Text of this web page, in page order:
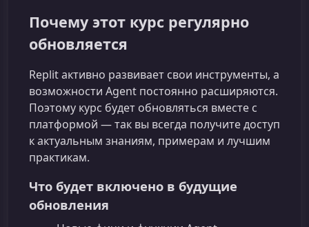
Почему этот курс регулярно
обновляется
Replit активно развивает свои инструменты, а
возможности Agent постоянно расширяются.
Поэтому курс будет обновляться вместе с
платформой — так вы всегда получите доступ
к актуальным знаниям, примерам и лучшим
практикам.
Что будет включено в будущие
обновления